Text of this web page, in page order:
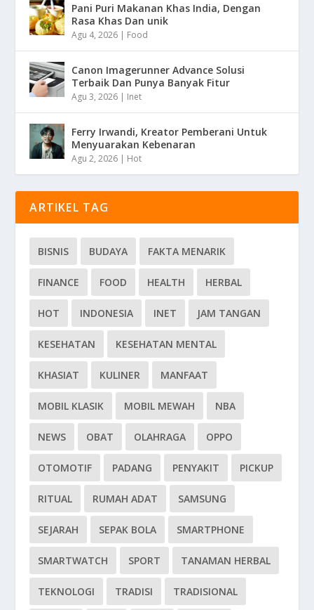
Pani Puri Makanan Khas India, Dengan
Rasa Khas Dan unik
Agu 4, 2026 | Food
Canon Imagerunner Advance Solusi
Terbaik Dan Punya Banyak Fitur
Agu 3, 2026 | Inet
Ferry Irwandi, Kreator Pemberani Untuk
Menyuarakan Kebenaran
Agu 2, 2026 | Hot
ARTIKEL TAG
BISNIS BUDAYA FAKTA MENARIK
FINANCE FOOD HEALTH HERBAL
HOT INDONESIA INET JAM TANGAN
KESEHATAN KESEHATAN MENTAL
KHASIAT KULINER MANFAAT
MOBIL KLASIK MOBIL MEWAH NBA
NEWS OBAT OLAHRAGA OPPO
OTOMOTIF PADANG PENYAKIT PICKUP
RITUAL RUMAH ADAT SAMSUNG
SEJARAH SEPAK BOLA SMARTPHONE
SMARTWATCH SPORT TANAMAN HERBAL
TEKNOLOGI TRADISI TRADISIONAL